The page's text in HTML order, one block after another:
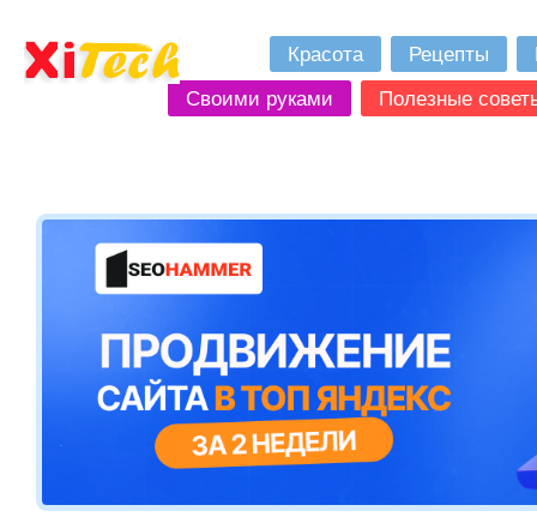
Красота Рецепты
Своими руками
Полезные